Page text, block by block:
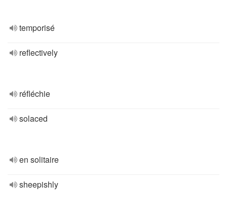
temporisé
reflectively
réfléchie
solaced
en solitaire
sheepishly